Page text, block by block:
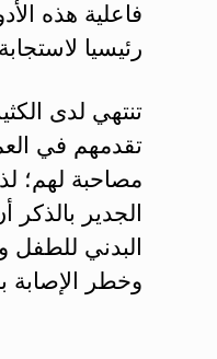
فاعلية هذه
رئيسيا
تنتهي لدى
تقدمهم في
مصاحبة لهم؛
الجدير
البدني للطفل
وخطر الإصابة